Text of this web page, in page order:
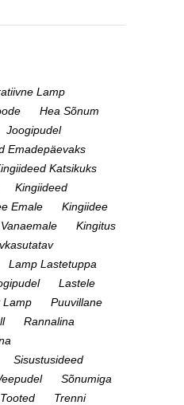
Lamp
Hea Sõnum
Joogipudel
Emadepäevaks
Katsikuks
Kingiideed
Emale
Kingiidee
Kingitus
Lamp Lastetuppa
Lastele
Lamp
Puuvillane
Rannalina
Sisustusideed
Sõnumiga
Trenni